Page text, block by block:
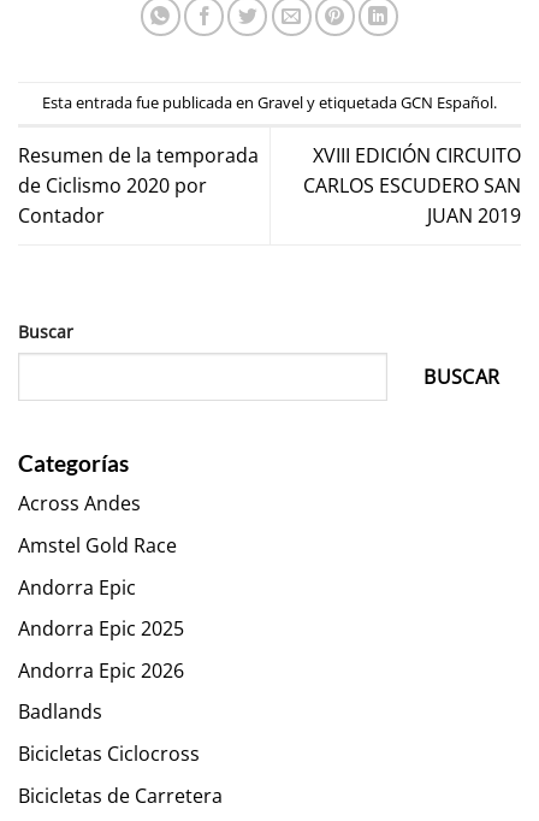
Esta entrada fue publicada en Gravely etiquetadaGCN Español.
Resumen de la temporada
de Ciclismo 2020 por
Contador
XVIII EDICIÓN CIRCUITO
CARLOS ESCUDERO SAN
JUAN 2019
Buscar
BUSCAR
Categorías
Across Andes
Amstel Gold Race
Andorra Epic
Andorra Epic 2025
Andorra Epic 2026
Badlands
Bicicletas Ciclocross
Bicicletas de Carretera